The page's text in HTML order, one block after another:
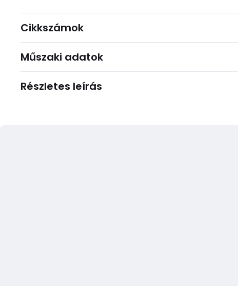
Cikkszámok
Műszaki adatok
Részletes leírás